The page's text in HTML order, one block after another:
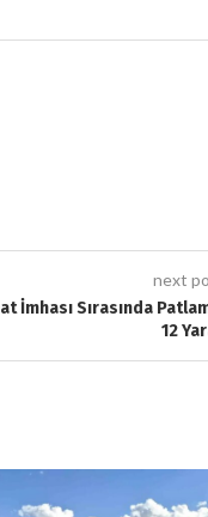
next
İmhası Sırasında
12